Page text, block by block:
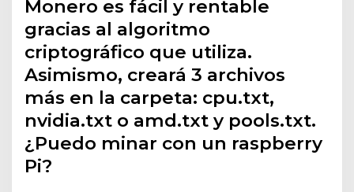
Monero es fácil y rentable
gracias al algoritmo
criptográfico que utiliza.
Asimismo, creará 3 archivos
más en la carpeta: cpu.txt,
nvidia.txt o amd.txt y pools.txt.
¿Puedo minar con un raspberry
Pi?